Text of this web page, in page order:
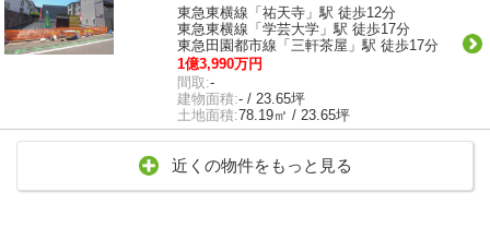
東急東横線「祐天寺」駅 徒歩12分
東急東横線「学芸大学」駅 徒歩17分
東急田園都市線「三軒茶屋」駅 徒歩17分
1億3,990万円
間取:-
建物面積:- / 23.65坪
土地面積:78.19㎡ / 23.65坪
近くの物件をもっと見る